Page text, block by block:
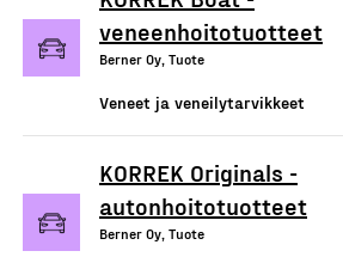
veneenhoitotuotteet
Berner Oy, Tuote
Veneet ja veneilytarvikkeet
KORREK Originals -
autonhoitotuotteet
Berner Oy, Tuote